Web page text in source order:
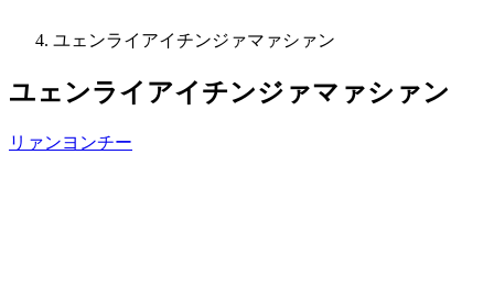
ユェンライアイチンジァマァシァン
ユェンライアイチンジァマァシァン
リァンヨンチー